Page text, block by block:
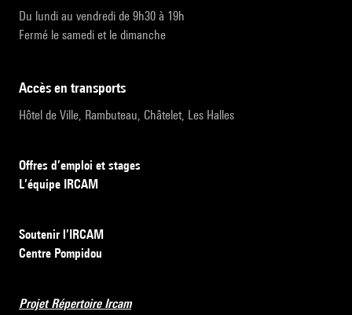
Du lundi au vendredi de 9h30 à 19h
Fermé le samedi et le dimanche
accès en transports
Hôtel de Ville, Rambuteau, Châtelet, Les Halles
Offres d’emploi et stages
L’équipe IRCAM
Soutenir l’IRCAM
Centre Pompidou
Projet Répertoire Ircam